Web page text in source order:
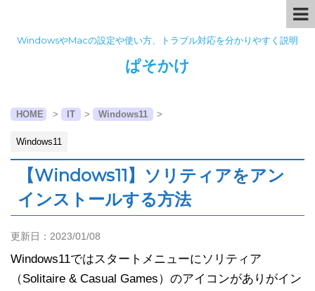
WindowsやMacの設定や使い方、トラブル対応を分かりやすく説明
ぱそかけ
HOME > IT > Windows11 >
Windows11
【Windows11】ソリティアをアン
インストールする方法
更新日： 2023/01/08
Windows11ではスタートメニューにソリティア
（Solitaire & Casual Games）のアイコンがありがイン